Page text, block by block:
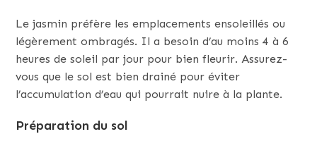
Le jasmin préfère les emplacements ensoleillés ou
légèrement ombragés. Il a besoin d’au moins 4 à 6
heures de soleil par jour pour bien fleurir. Assurez-
vous que le sol est bien drainé pour éviter
l’accumulation d’eau qui pourrait nuire à la plante.
Préparation du sol